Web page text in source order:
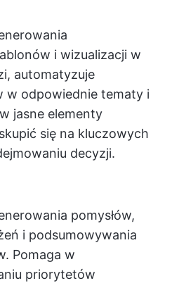
i wizualizacji w
automatyzuje
w odpowiednie tematy i
jasne elementy
się na kluczowych
decyzji.
pomysłów,
i podsumowywania
Pomaga w
priorytetów